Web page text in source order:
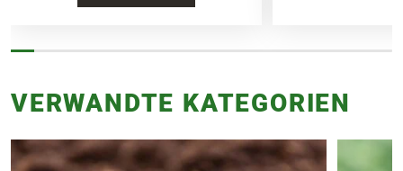
VERWANDTE KATEGORIEN